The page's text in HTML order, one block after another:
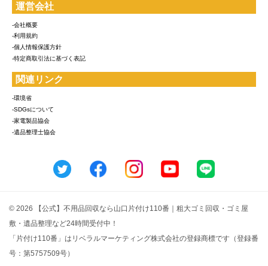
運営会社
-会社概要
-利用規約
-個人情報保護方針
-特定商取引法に基づく表記
関連リンク
-環境省
-SDGsについて
-家電製品協会
-遺品整理士協会
© 2026 【公式】不用品回収なら山口片付け110番｜粗大ゴミ回収・ゴミ屋
敷・遺品整理など24時間受付中！
「片付け110番」はリベラルマーケティング株式会社の登録商標です（登録番
号：第5757509号）